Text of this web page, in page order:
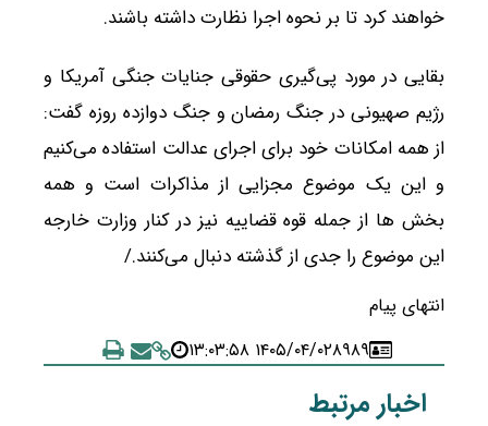
خواهند کرد تا بر نحوه اجرا نظارت داشته باشند.
بقایی در مورد پی‌گیری حقوقی جنایات جنگی آمریکا و
رژیم صهیونی در جنگ رمضان و جنگ دوازده روزه گفت:
از همه امکانات خود برای اجرای عدالت استفاده می‌کنیم
و این یک موضوع مجزایی از مذاکرات است و همه
بخش ها از جمله قوه قضاییه نیز در کنار وزارت خارجه
این موضوع را جدی از گذشته دنبال می‌کنند./
انتهای پیام
۸۹۸۹۱۴۰۵/۰۴/۰۲ ۱۳:۰۳:۵۸
اخبار مرتبط